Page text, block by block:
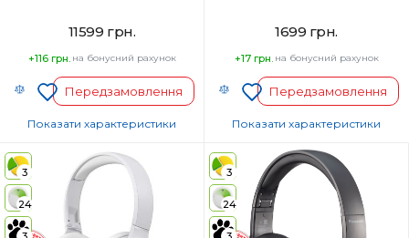
11599 грн.
+116 грн. на бонусний рахунок
Передзамовлення
Тип навушників:
Повнорозмірні
Діапазон частот навушників, Гц:
4-40000 Гц
Мікрофон:
Показати характеристики
1699 грн.
+17 грн. на бонусний рахунок
Передзамовлення
Тип навушників:
Повнорозмірні
Діапазон частот навушників, Гц:
9-26000 Гц
Мікрофон:
Показати характеристики
3
24
3
24